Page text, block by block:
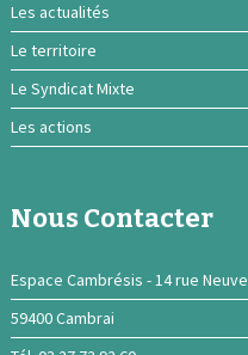
Les actualités
Le territoire
Le Syndicat Mixte
Les actions
Nous Contacter
Espace Cambrésis - 14 rue Neuve
59400 Cambrai